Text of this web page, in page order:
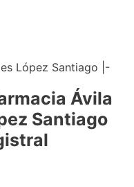
Ávila
Santiago